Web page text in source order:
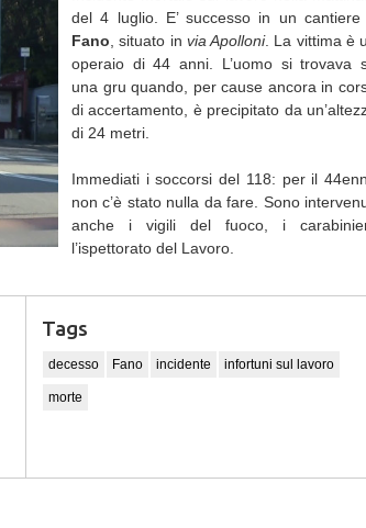
del 4 luglio. E’ successo in un cantiere
Fano , situato in via Apolloni. La vittima è
operaio di 44 anni. L’uomo si trovava
una gru quando, per cause ancora in
di accertamento, è precipitato da
di 24 metri.
Immediati i soccorsi del 118: per il
non c’è stato nulla da fare. Sono
anche i vigili del fuoco, i
l’ispettorato del Lavoro.
Tags
decesso Fano incidente infortuni sul lavoro
morte